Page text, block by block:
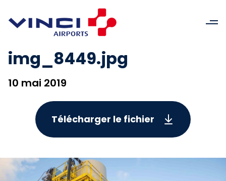
img_8449.jpg
10 mai 2019
Télécharger le fichier